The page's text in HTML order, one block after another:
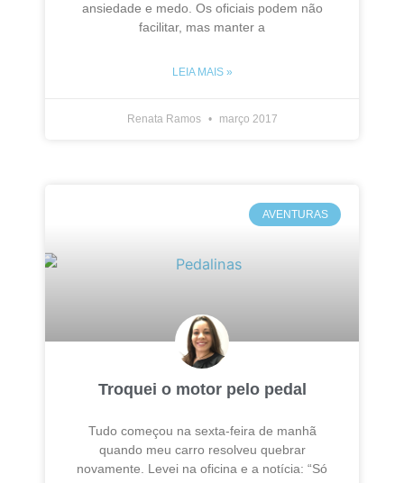
ansiedade e medo. Os oficiais podem não
facilitar, mas manter a
LEIA MAIS »
Renata Ramos março 2017
AVENTURAS
Troquei o motor pelo pedal
Tudo começou na sexta-feira de manhã
quando meu carro resolveu quebrar
novamente. Levei na oficina e a notícia: “Só